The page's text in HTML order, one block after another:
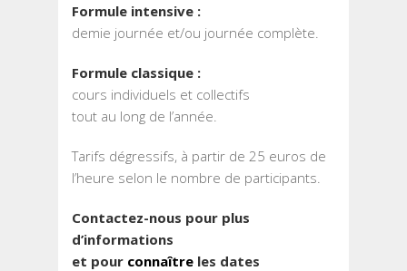
Formule intensive :
demie journée et/ou journée complète.
Formule classique :
cours individuels et collectifs
tout au long de l’année.
Tarifs dégressifs, à partir de 25 euros de
l’heure selon le nombre de participants.
Contactez-nous pour plus
d’informations
et pour connaître les dates